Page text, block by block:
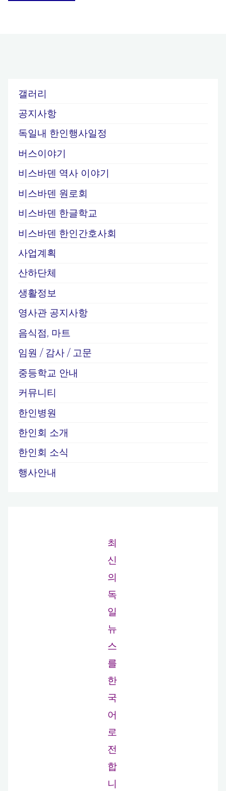
갤러리
공지사항
독일내 한인행사일정
버스이야기
비스바덴 역사 이야기
비스바덴 원로회
비스바덴 한글학교
비스바덴 한인간호사회
사업계획
산하단체
생활정보
영사관 공지사항
음식점, 마트
임원 / 감사 / 고문
중등학교 안내
커뮤니티
한인병원
한인회 소개
한인회 소식
행사안내
최
신
의
독
일
뉴
스
를
한
국
어
로
전
합
니